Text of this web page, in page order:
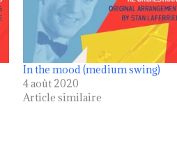
In the mood (medium swing)
4 août 2020
Article similaire